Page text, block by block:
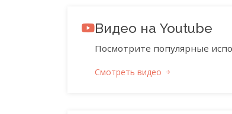
Видео на Youtube
Посмотрите популярные
Смотреть видео